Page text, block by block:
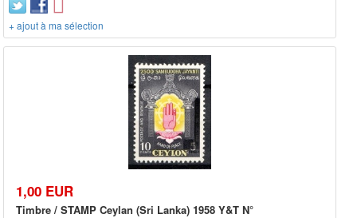
+ ajout à ma sélection
1,00 EUR
Timbre / STAMP Ceylan (Sri Lanka) 1958 Y&T N°